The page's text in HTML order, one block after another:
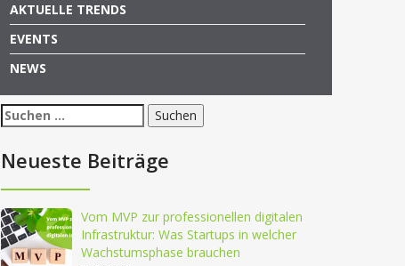
AKTUELLE TRENDS
EVENTS
NEWS
Suchen
nach:
Neueste Beiträge
Vom MVP zur professionellen digitalen
Infrastruktur: Was Startups in welcher
Wachstumsphase brauchen